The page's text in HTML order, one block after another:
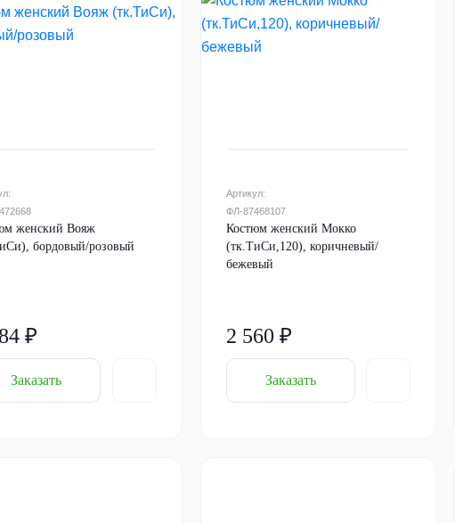
женский Вояж
бордовый/розовый
₽
Заказать
Артикул:
ФЛ-87468107
Костюм женский Мокко
(тк.ТиСи,120), коричневый/
бежевый
2 560 ₽
Заказать